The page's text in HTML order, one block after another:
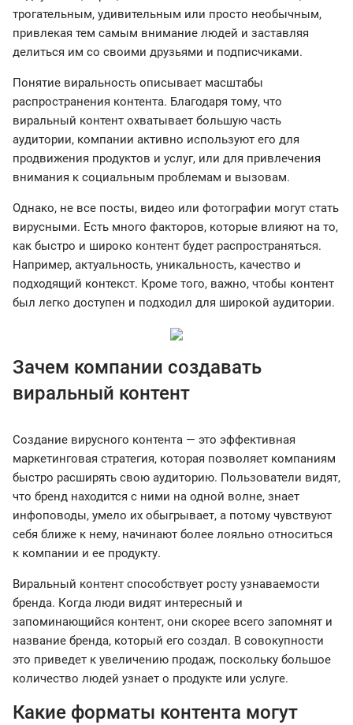
трогательным, удивительным или просто необычным,
привлекая тем самым внимание людей и заставляя
делиться им со своими друзьями и подписчиками.
Понятие виральность описывает масштабы
распространения контента. Благодаря тому, что
виральный контент охватывает большую часть
аудитории, компании активно используют его для
продвижения продуктов и услуг, или для привлечения
внимания к социальным проблемам и вызовам.
Однако, не все посты, видео или фотографии могут стать
вирусными. Есть много факторов, которые влияют на то,
как быстро и широко контент будет распространяться.
Например, актуальность, уникальность, качество и
подходящий контекст. Кроме того, важно, чтобы контент
был легко доступен и подходил для широкой аудитории.
Зачем компании создавать
виральный контент
Создание вирусного контента — это эффективная
маркетинговая стратегия, которая позволяет компаниям
быстро расширять свою аудиторию. Пользователи видят,
что бренд находится с ними на одной волне, знает
инфоповоды, умело их обыгрывает, а потому чувствуют
себя ближе к нему, начинают более лояльно относиться
к компании и ее продукту.
Виральный контент способствует росту узнаваемости
бренда. Когда люди видят интересный и
запоминающийся контент, они скорее всего запомнят и
название бренда, который его создал. В совокупности
это приведет к увеличению продаж, поскольку большое
количество людей узнает о продукте или услуге.
Какие форматы контента могут